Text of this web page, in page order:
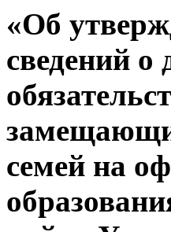
«Об
сведений о
семей на